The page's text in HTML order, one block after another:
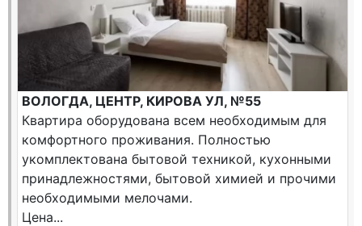
ВОЛОГДА, ЦЕНТР, КИРОВА УЛ, №55
Квартира оборудована всем необходимым для
комфортного проживания. Полностью
укомплектована бытовой техникой, кухонными
принадлежностями, бытовой химией и прочими
необходимыми мелочами.
Цена...